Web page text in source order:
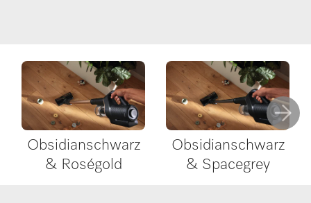
Obsidianschwarz
& Roségold
Obsidianschwarz
& Spacegrey